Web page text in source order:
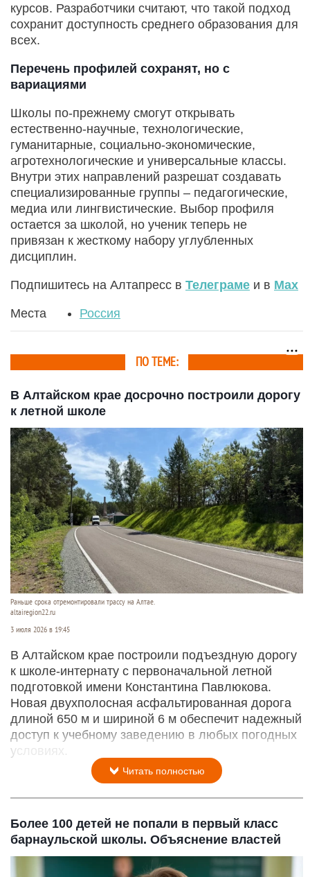
курсов. Разработчики считают, что такой подход
сохранит доступность среднего образования для
всех.
Перечень профилей сохранят, но с
вариациями
Школы по-прежнему смогут открывать
естественно-научные, технологические,
гуманитарные, социально-экономические,
агротехнологические и универсальные классы.
Внутри этих направлений разрешат создавать
специализированные группы – педагогические,
медиа или лингвистические. Выбор профиля
остается за школой, но ученик теперь не
привязан к жесткому набору углубленных
дисциплин.
Подпишитесь на Алтапресс в Телеграме и в Max
Места Россия
ПО ТЕМЕ:
В Алтайском крае досрочно построили дорогу
к летной школе
Раньше срока отремонтировали трассу на Алтае.
altairegion22.ru
3 июля 2026 в 19:45
В Алтайском крае построили подъездную дорогу
к школе-интернату с первоначальной летной
подготовкой имени Константина Павлюкова.
Новая двухполосная асфальтированная дорога
длиной 650 м и шириной 6 м обеспечит надежный
доступ к учебному заведению в любых погодных
условиях.
Читать полностью
Более 100 детей не попали в первый класс
барнаульской школы. Объяснение властей